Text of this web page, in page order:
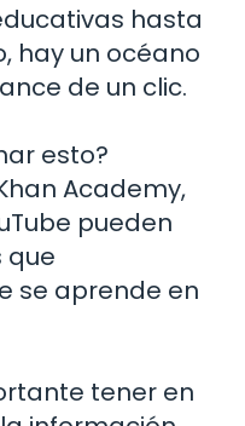
hasta
hay un océano
de un clic.
esto?
Academy,
pueden
que
se aprende en
tener en